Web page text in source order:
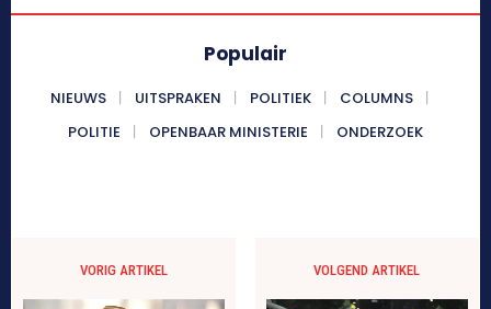
Populair
NIEUWS UITSPRAKEN POLITIEK
COLUMNS
POLITIE
OPENBAAR MINISTERIE ONDERZOEK
VORIG ARTIKEL VOLGEND ARTIKEL